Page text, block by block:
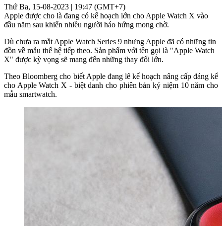
Thứ Ba, 15-08-2023 | 19:47 (GMT+7)
Apple được cho là đang có kế hoạch lớn cho Apple Watch X vào
đầu năm sau khiến nhiều người háo hứng mong chờ.
Dù chưa ra mắt Apple Watch Series 9 nhưng Apple đã có những tin
đồn về mẫu thế hệ tiếp theo. Sản phẩm với tên gọi là "Apple Watch
X" được kỳ vọng sẽ mang đến những thay đổi lớn.
Theo Bloomberg cho biết Apple đang lê kế hoạch nâng cấp đáng kể
cho Apple Watch X - biệt danh cho phiên bản kỷ niệm 10 năm cho
mẫu smartwatch.